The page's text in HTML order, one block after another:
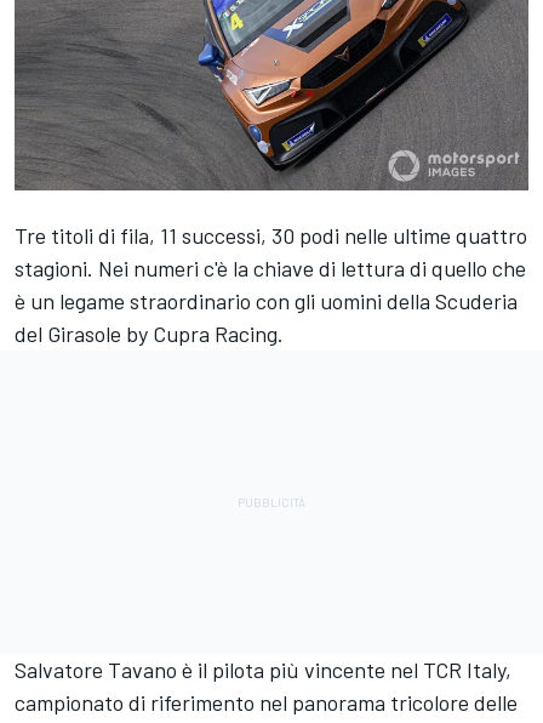
Tre titoli di fila, 11 successi, 30 podi nelle ultime quattro
stagioni. Nei numeri c'è la chiave di lettura di quello che
è un legame straordinario con gli uomini della Scuderia
del Girasole by Cupra Racing.
Salvatore Tavano è il pilota più vincente nel TCR Italy,
campionato di riferimento nel panorama tricolore delle